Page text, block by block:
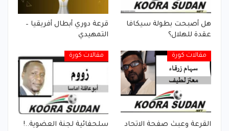
هل أصبحت بطولة سيكافا
عقدة للهلال؟
قرعة دوري أبطال أفريقيا –
التمهيدي
مقالات كورة
القرعة وعبث صفحة الاتحاد
مقالات كورة
سلحفائية لجنة العضوية..!